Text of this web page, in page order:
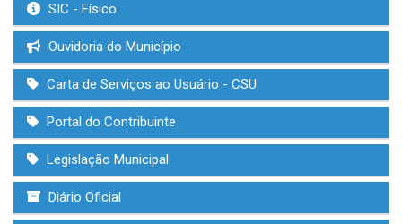
SIC - Físico
Ouvidoria do Município
Carta de Serviços ao Usuário - CSU
Portal do Contribuinte
Legislação Municipal
Diário Oficial